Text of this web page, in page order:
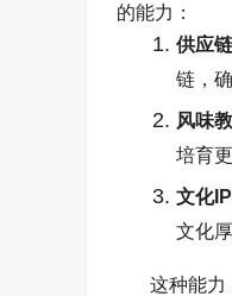
的能力：
供应
链，
风味
培育
文化IP
文化
这种能力